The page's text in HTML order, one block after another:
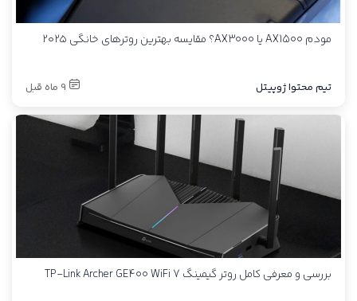
مودم AX1500 یا AX3000؟ مقایسه بهترین روترهای خانگی ۲۰۲۵
تیم محتوا ژوپیتل 9 ماه قبل
بررسی و معرفی کامل روتر گیمینگ TP-Link Archer GE400 WiFi 7